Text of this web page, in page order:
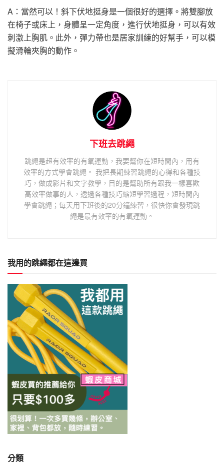
A：當然可以！斜下伏地挺身是一個很好的選擇。將雙腳放
在椅子或床上，身體呈一定角度，進行伏地挺身，可以有效
刺激上胸肌。此外，彈力帶也是居家訓練的好幫手，可以模
擬滑輪夾胸的動作。
下班去跳繩
跳繩是超有效率的有氧運動，我要幫你在短時間內，用有
效率的方式學會跳繩。 我把長期練習跳繩的心得和各種技
巧，做成影片和文字教學，目的是幫助所有跟我一樣喜歡
高效率做事的人，透過各種技巧縮短學習過程，短時間內
學會跳繩；每天用下班後的20分鐘練習，很快你會發現跳
繩是最有效率的有氧運動。
我用的跳繩都在這邊買
分類